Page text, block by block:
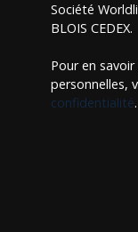
Société
BLOIS CEDEX.
Pour en
personnelles,
confidentialité.